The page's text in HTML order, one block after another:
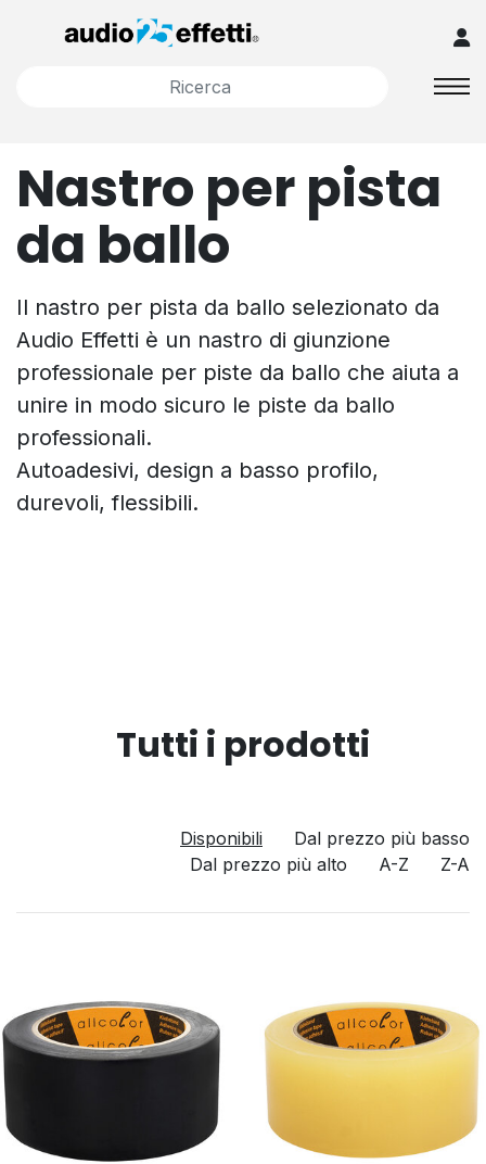
Nastro per pista
da ballo
Il nastro per pista da ballo selezionato da
Audio Effetti è un nastro di giunzione
professionale per piste da ballo che aiuta a
unire in modo sicuro le piste da ballo
professionali.
Autoadesivi, design a basso profilo,
durevoli, flessibili.
Tutti i prodotti
Disponibili
Dal prezzo più basso
Dal prezzo più alto
A-Z Z-A